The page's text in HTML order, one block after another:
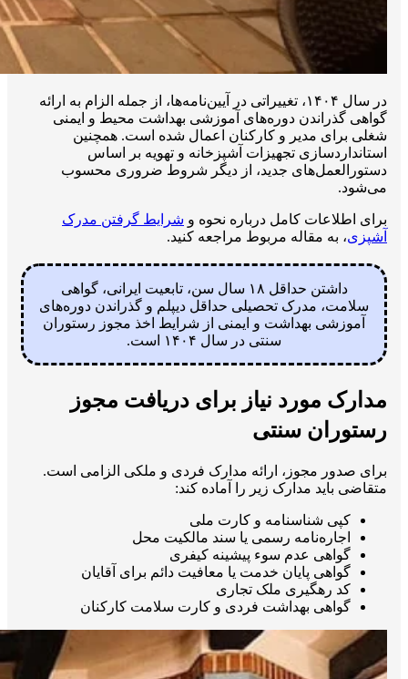
در سال ۱۴۰۴، تغییراتی در آیین‌نامه‌ها، از جمله الزام به ارائه
گواهی گذراندن دوره‌های آموزشی بهداشت محیط و ایمنی
شغلی برای مدیر و کارکنان اعمال شده است. همچنین
استانداردسازی تجهیزات آشپزخانه و تهویه بر اساس
دستورالعمل‌های جدید، از دیگر شروط ضروری محسوب
می‌شود.
برای اطلاعات کامل درباره نحوه و شرایط گرفتن مدرک
آشپزی، به مقاله مربوط مراجعه کنید.
داشتن حداقل ۱۸ سال سن، تابعیت ایرانی، گواهی
سلامت، مدرک تحصیلی حداقل دیپلم و گذراندن دوره‌های
آموزشی بهداشت و ایمنی از شرایط اخذ مجوز رستوران
سنتی در سال ۱۴۰۴ است.
مدارک مورد نیاز برای دریافت مجوز
رستوران سنتی
برای صدور مجوز، ارائه مدارک فردی و ملکی الزامی است.
متقاضی باید مدارک زیر را آماده کند:
کپی شناسنامه و کارت ملی
اجاره‌نامه رسمی یا سند مالکیت محل
گواهی عدم سوء پیشینه کیفری
گواهی پایان خدمت یا معافیت دائم برای آقایان
کد رهگیری ملک تجاری
گواهی بهداشت فردی و کارت سلامت کارکنان